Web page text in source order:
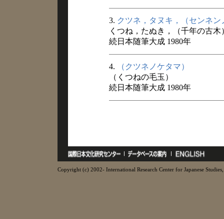
3. クツネ，タヌキ，（センネン
くつね，たぬき，（千年の古木
続日本随筆大成 1980年
4.
（クツネノケタマ）
（くつねの毛玉）
続日本随筆大成 1980年
Copyright (c) 2002- International Research Center for Japanese